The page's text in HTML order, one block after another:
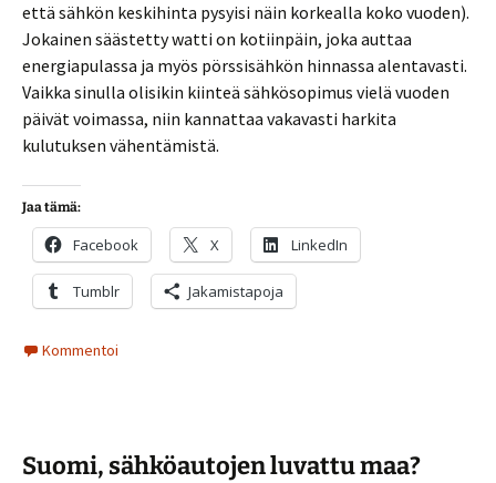
että sähkön keskihinta pysyisi näin korkealla koko vuoden).
Jokainen säästetty watti on kotiinpäin, joka auttaa
energiapulassa ja myös pörssisähkön hinnassa alentavasti.
Vaikka sinulla olisikin kiinteä sähkösopimus vielä vuoden
päivät voimassa, niin kannattaa vakavasti harkita
kulutuksen vähentämistä.
Jaa tämä:
Facebook X LinkedIn
Tumblr Jakamistapoja
Kommentoi
Suomi, sähköautojen luvattu maa?